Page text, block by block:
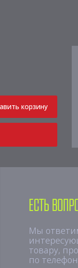
корзину
Есть
Мы
товару,
по